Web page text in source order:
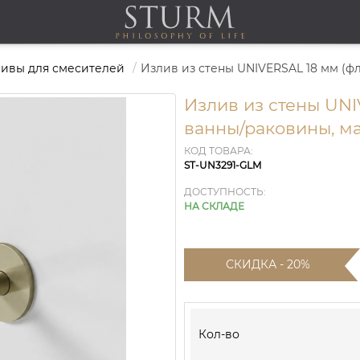
для смесителей
Излив из стены
ванны/раковины,
КОД ТОВАРА:
ST-UN3291-GLM
ДОСТУПНОСТЬ:
НА СКЛАДЕ
СКИДКА - 20%
Кол-во